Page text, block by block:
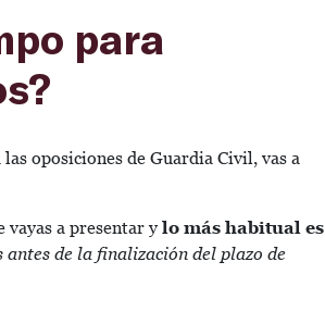
para
oposiciones de Guardia Civil, vas a
vayas a presentar y lo más habitual es
de la finalización del plazo de